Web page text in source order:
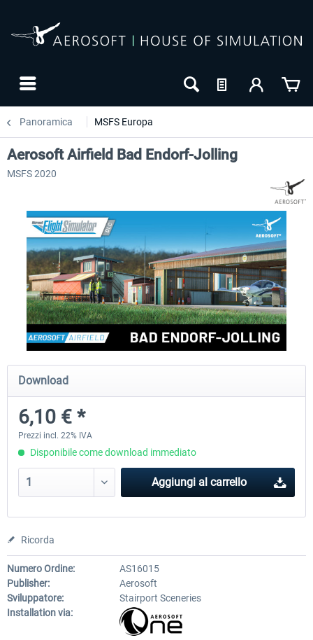
Panoramica MSFS Europa
Aerosoft Airport Cologne/Bonn
18,40 € *
sim-wings Hamburg
Aerosoft Airfield Bad Endorf-Jolling
MSFS 2020
Download
6,10 € *
Prezzi incl. 22% IVA
Disponibile come download immediato
Aggiungi al carrello
Ricorda
Numero Ordine:
AS16015
Publisher:
Aerosoft
Sviluppatore:
Stairport Sceneries
Installation via: